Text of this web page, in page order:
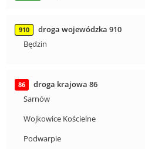
910
droga wojewódzka 910
Będzin
86
droga krajowa 86
Sarnów
Wojkowice Kościelne
Podwarpie